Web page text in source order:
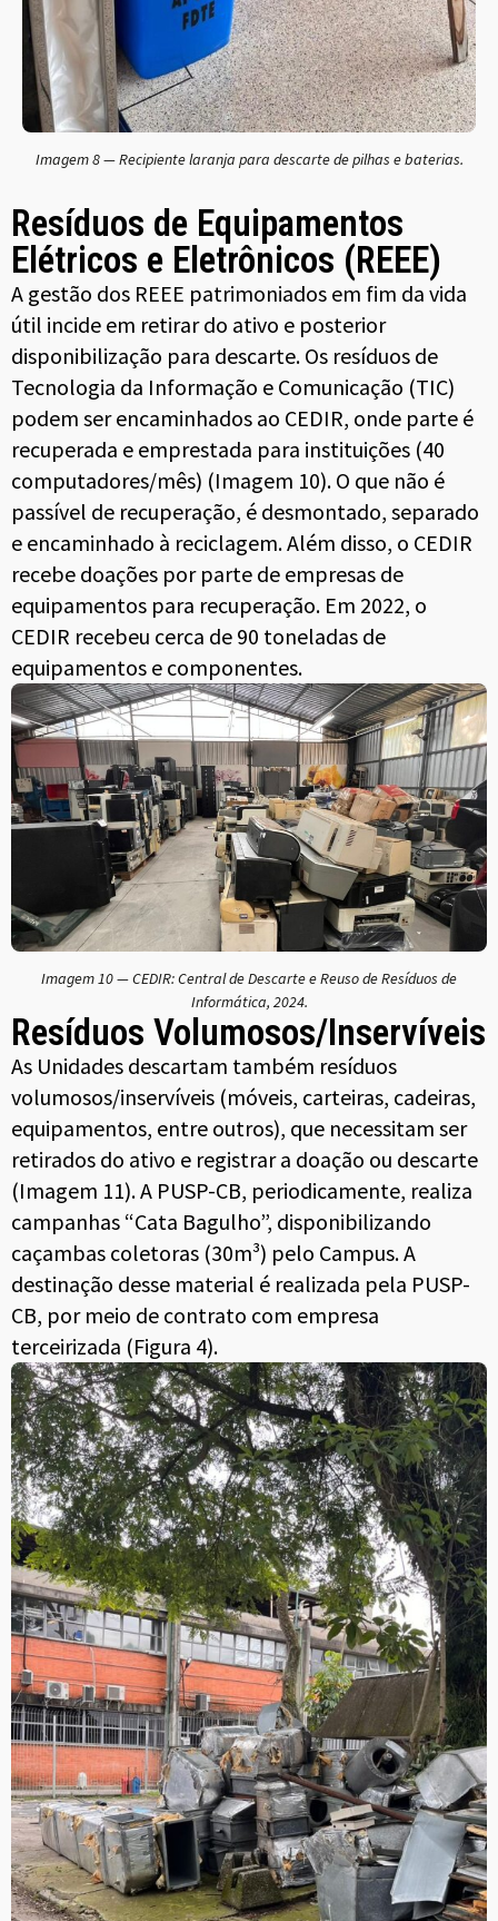
Imagem 8 — Recipiente laranja para descarte de pilhas e baterias.
Resíduos de Equipamentos
Elétricos e Eletrônicos (REEE)
A gestão dos REEE patrimoniados em fim da vida
útil incide em retirar do ativo e posterior
disponibilização para descarte. Os resíduos de
Tecnologia da Informação e Comunicação (TIC)
podem ser encaminhados ao CEDIR, onde parte é
recuperada e emprestada para instituições (40
computadores/mês) (Imagem 10). O que não é
passível de recuperação, é desmontado, separado
e encaminhado à reciclagem. Além disso, o CEDIR
recebe doações por parte de empresas de
equipamentos para recuperação. Em 2022, o
CEDIR recebeu cerca de 90 toneladas de
equipamentos e componentes.
Imagem 10 — CEDIR: Central de Descarte e Reuso de Resíduos de
Informática, 2024.
Resíduos Volumosos/Inservíveis
As Unidades descartam também resíduos
volumosos/inservíveis (móveis, carteiras, cadeiras,
equipamentos, entre outros), que necessitam ser
retirados do ativo e registrar a doação ou descarte
(Imagem 11). A PUSP-CB, periodicamente, realiza
campanhas “Cata Bagulho”, disponibilizando
caçambas coletoras (30m³) pelo Campus. A
destinação desse material é realizada pela PUSP-
CB, por meio de contrato com empresa
terceirizada (Figura 4).